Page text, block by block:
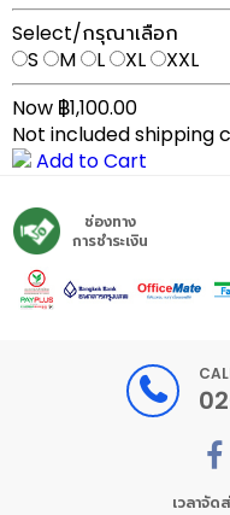
Select/กรุณาเลือก
S
M L XL
XXL
Now ฿1,100.00
Not included shipping
Add to Cart
ช่องทาง
การชำระเงิน
เวลาจั